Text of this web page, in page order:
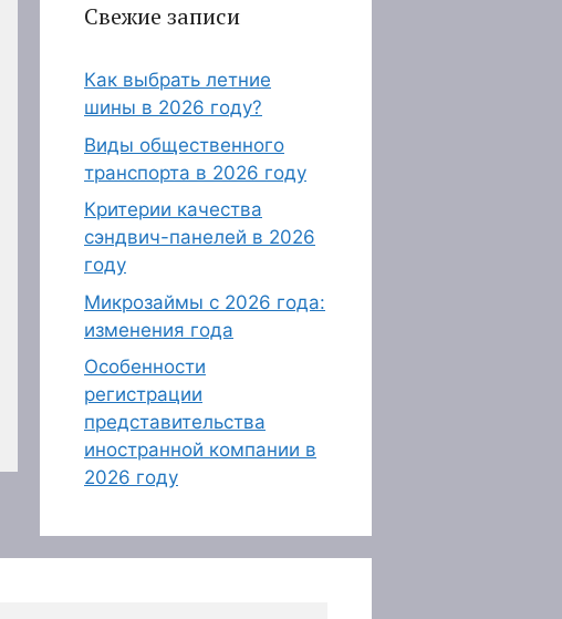
Свежие записи
Как выбрать летние
шины в 2026 году?
Виды общественного
транспорта в 2026 году
Критерии качества
сэндвич-панелей в 2026
году
Микрозаймы с 2026 года:
изменения года
Особенности
регистрации
представительства
иностранной компании в
2026 году